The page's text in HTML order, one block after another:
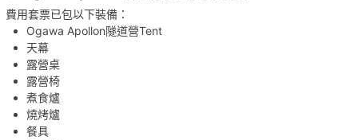
費用套票已包以下裝備：
Ogawa Apollon隧道營Tent
天幕
露營桌
露營椅
煮食爐
燒烤爐
餐具